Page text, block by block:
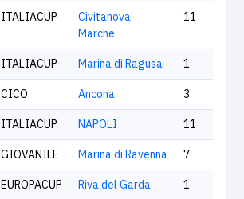
ITALIACUP
Civitanova
Marche
11
ITALIACUP Marina di Ragusa 1
CICO Ancona 3
ITALIACUP NAPOLI 11
GIOVANILE Marina di Ravenna 7
EUROPACUP Riva del Garda 1